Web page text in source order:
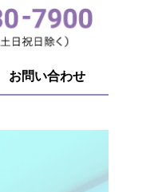
お問い合わせ